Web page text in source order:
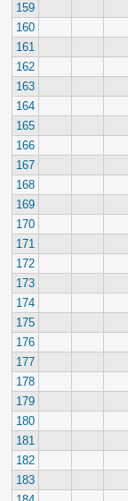
159
160
161
162
163
164
165
166
167
168
169
170
171
172
173
174
175
176
177
178
179
180
181
182
183